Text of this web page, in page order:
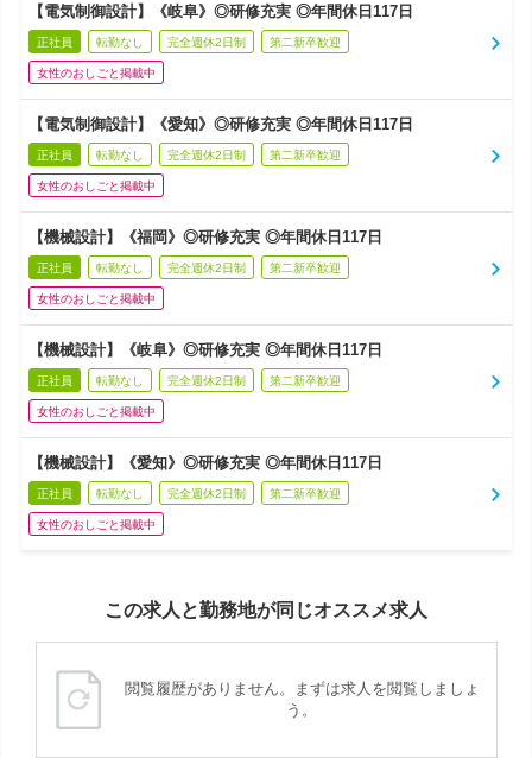
【電気制御設計】《岐阜》◎研修充実 ◎年間休日117日
正社員 転勤なし 完全週休2日制 第二新卒歓迎
女性のおしごと掲載中
【電気制御設計】《愛知》◎研修充実 ◎年間休日117日
正社員 転勤なし 完全週休2日制 第二新卒歓迎
女性のおしごと掲載中
【機械設計】《福岡》◎研修充実 ◎年間休日117日
正社員 転勤なし 完全週休2日制 第二新卒歓迎
女性のおしごと掲載中
【機械設計】《岐阜》◎研修充実 ◎年間休日117日
正社員 転勤なし 完全週休2日制 第二新卒歓迎
女性のおしごと掲載中
【機械設計】《愛知》◎研修充実 ◎年間休日117日
正社員 転勤なし 完全週休2日制 第二新卒歓迎
女性のおしごと掲載中
この求人と勤務地が同じオススメ求人
閲覧履歴がありません。まずは求人を閲覧しましょ
う。